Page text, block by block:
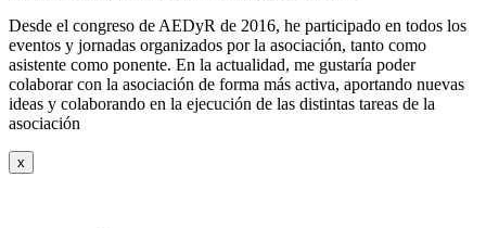
Desde el congreso de AEDyR de 2016, he participado en todos los
eventos y jornadas organizados por la asociación, tanto como
asistente como ponente. En la actualidad, me gustaría poder
colaborar con la asociación de forma más activa, aportando nuevas
ideas y colaborando en la ejecución de las distintas tareas de la
asociación
x